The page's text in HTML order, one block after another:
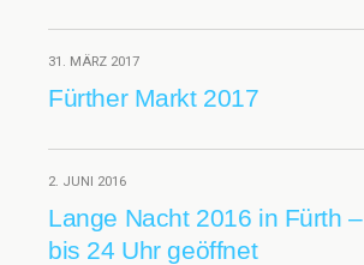
31. MÄRZ 2017
Fürther Markt 2017
2. JUNI 2016
Lange Nacht 2016 in Fürth –
bis 24 Uhr geöffnet